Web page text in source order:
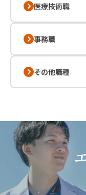
医療技術職
事務職
その他職種